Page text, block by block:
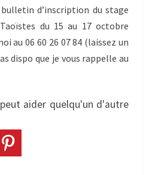
d’inscription du stage
du 15 au 17 octobre
au 06 60 26 07 84 (laissez un
dispo que je vous rappelle au
aider quelqu'un d'autre